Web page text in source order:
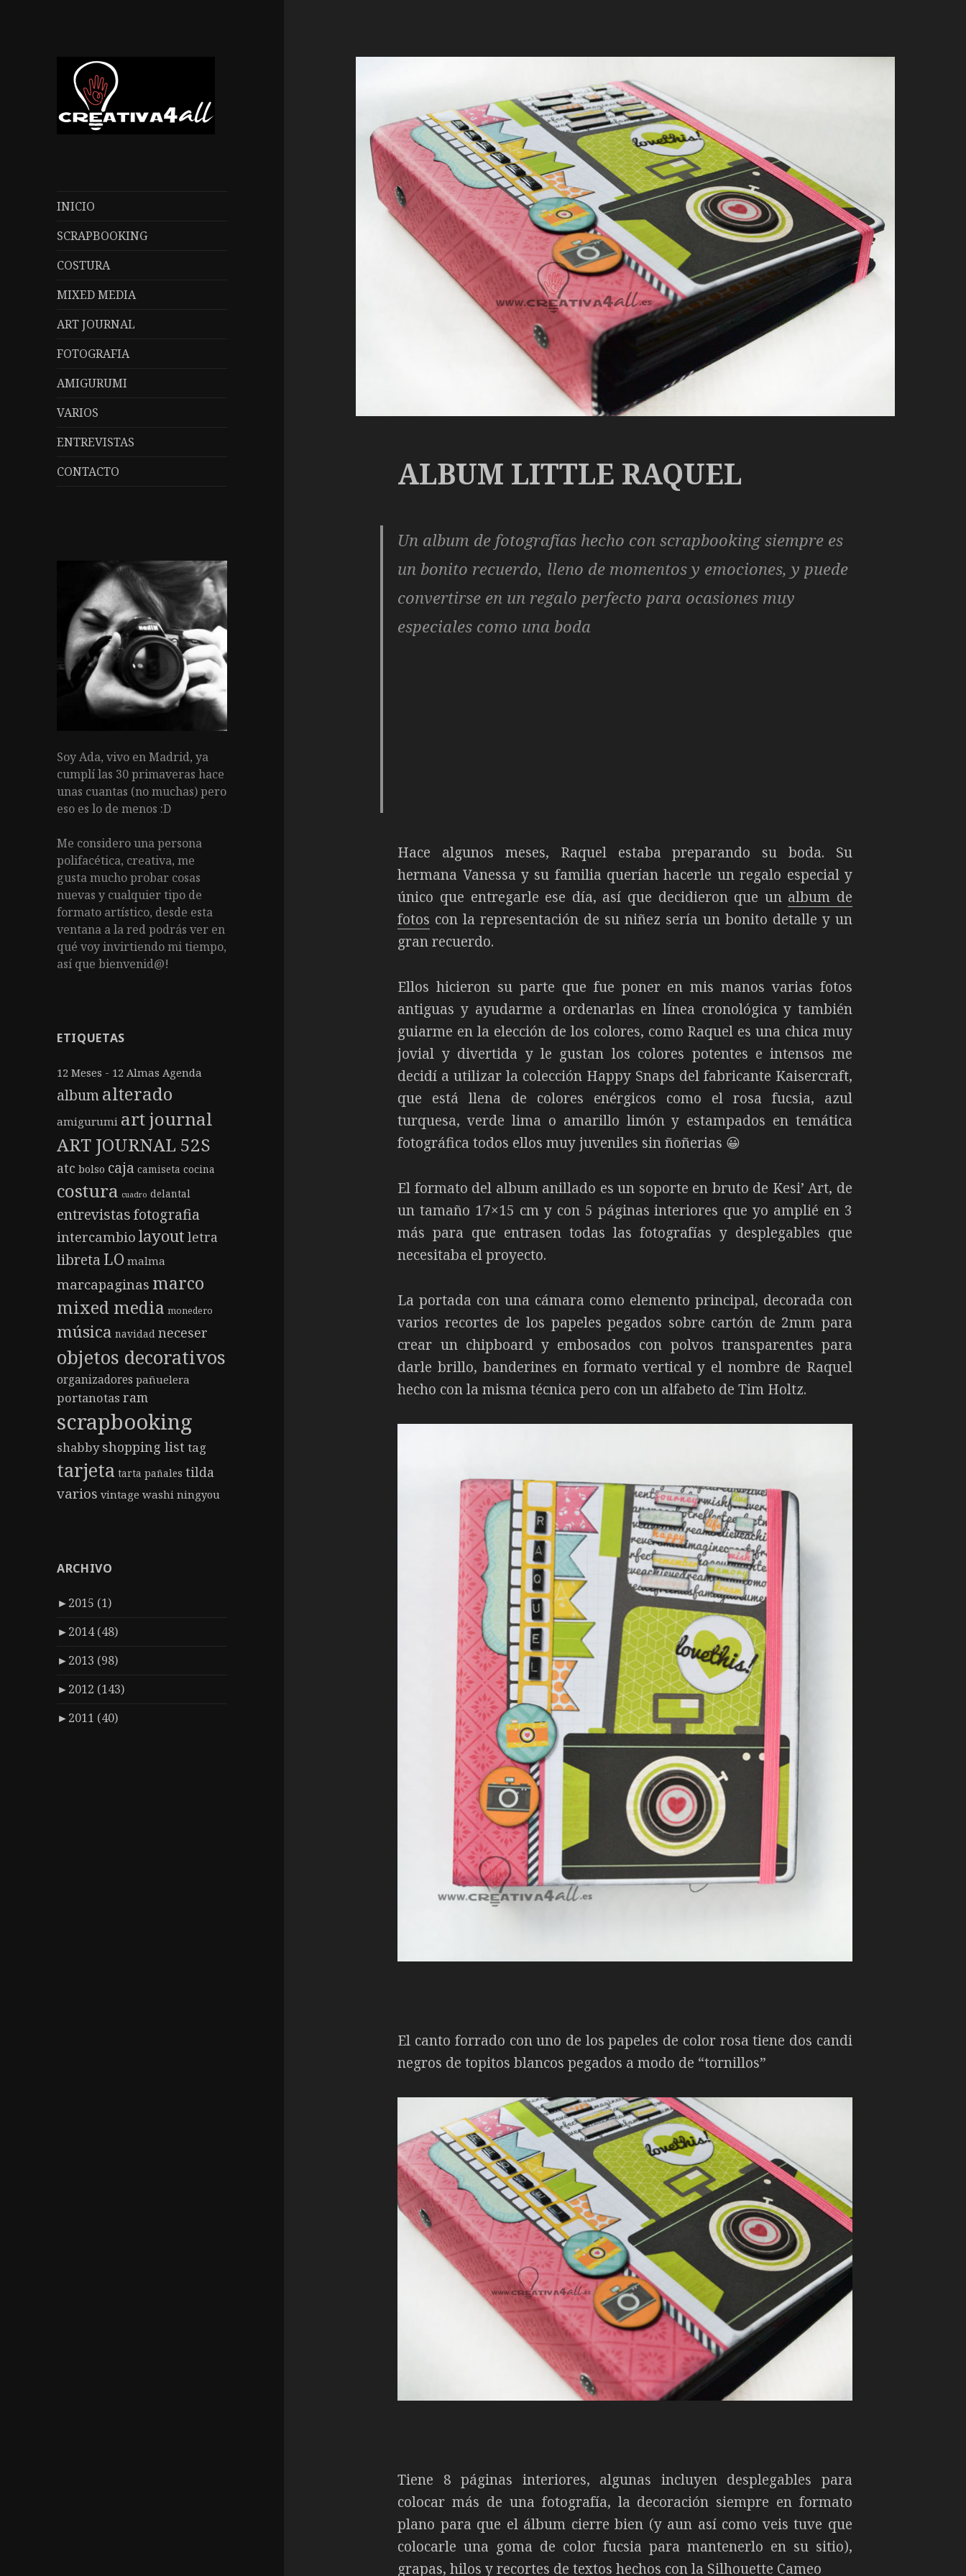
INICIO
SCRAPBOOKING
COSTURA
MIXED MEDIA
ART JOURNAL
FOTOGRAFIA
AMIGURUMI
VARIOS
ENTREVISTAS
CONTACTO
Soy Ada, vivo en Madrid, ya
cumplí las 30 primaveras hace
unas cuantas (no muchas) pero
eso es lo de menos :D
Me considero una persona
polifacética, creativa, me
gusta mucho probar cosas
nuevas y cualquier tipo de
formato artístico, desde esta
ventana a la red podrás ver en
qué voy invirtiendo mi tiempo,
así que bienvenid@!
ETIQUETAS
12 Meses - 12 Almas Agenda
albumalterado
amigurumi art journal
ART JOURNAL 52S
atc bolso caja camiseta cocina
costura cuadro delantal
entrevistasfotografia
intercambio layout letra
libretaLO malma
marcapaginas marco
mixed media monedero
música navidad neceser
objetos decorativos
organizadores pañuelera
portanotas ram
scrapbooking
shabby shopping list tag
tarjeta tarta pañales tilda
varios vintage washi ningyou
ARCHIVO
►2015 (1)
►2014 (48)
►2013 (98)
►2012 (143)
►2011 (40)
ALBUM LITTLE RAQUEL
Un album de fotografías hecho con scrapbooking siempre es
un bonito recuerdo, lleno de momentos y emociones, y puede
convertirse en un regalo perfecto para ocasiones muy
especiales como una boda
Hace algunos meses, Raquel estaba preparando su boda. Su
hermana Vanessa y su familia querían hacerle un regalo especial y
único que entregarle ese día, así que decidieron que un album de
fotos con la representación de su niñez sería un bonito detalle y un
gran recuerdo.
Ellos hicieron su parte que fue poner en mis manos varias fotos
antiguas y ayudarme a ordenarlas en línea cronológica y también
guiarme en la elección de los colores, como Raquel es una chica muy
jovial y divertida y le gustan los colores potentes e intensos me
decidí a utilizar la colección Happy Snaps del fabricante Kaisercraft,
que está llena de colores enérgicos como el rosa fucsia, azul
turquesa, verde lima o amarillo limón y estampados en temática
fotográfica todos ellos muy juveniles sin ñoñerias 😀
El formato del album anillado es un soporte en bruto de Kesi’ Art, de
un tamaño 17×15 cm y con 5 páginas interiores que yo amplié en 3
más para que entrasen todas las fotografías y desplegables que
necesitaba el proyecto.
La portada con una cámara como elemento principal, decorada con
varios recortes de los papeles pegados sobre cartón de 2mm para
crear un chipboard y embosados con polvos transparentes para
darle brillo, banderines en formato vertical y el nombre de Raquel
hecho con la misma técnica pero con un alfabeto de Tim Holtz.
El canto forrado con uno de los papeles de color rosa tiene dos candi
negros de topitos blancos pegados a modo de “tornillos”
Tiene 8 páginas interiores, algunas incluyen desplegables para
colocar más de una fotografía, la decoración siempre en formato
plano para que el álbum cierre bien (y aun así como veis tuve que
colocarle una goma de color fucsia para mantenerlo en su sitio),
grapas, hilos y recortes de textos hechos con la Silhouette Cameo